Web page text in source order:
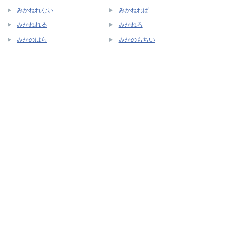
みかねれない みかねれば
みかねれる みかねろ
みかのはら みかのもちい